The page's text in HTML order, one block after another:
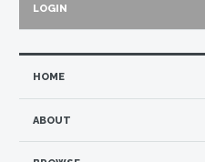
LOGIN
HOME
ABOUT